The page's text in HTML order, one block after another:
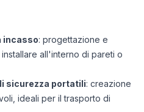
incasso: progettazione e
all'interno di pareti o
sicurezza portatili: creazione
ideali per il trasporto di